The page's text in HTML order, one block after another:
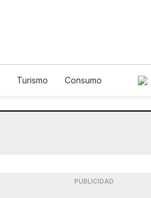
Turismo
Consumo
PUBLICIDAD